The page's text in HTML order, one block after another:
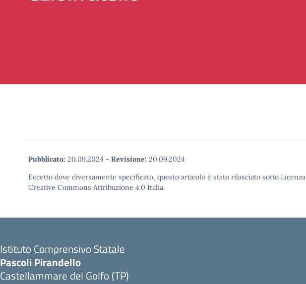
Pubblicato: 20.09.2024 - Revisione: 20.09.2024
Eccetto dove diversamente specificato, questo articolo è stato rilasciato sotto Licenza
Creative Commons Attribuzione 4.0 Italia.
Istituto Comprensivo Statale
Pascoli Pirandello
Castellammare del Golfo (TP)